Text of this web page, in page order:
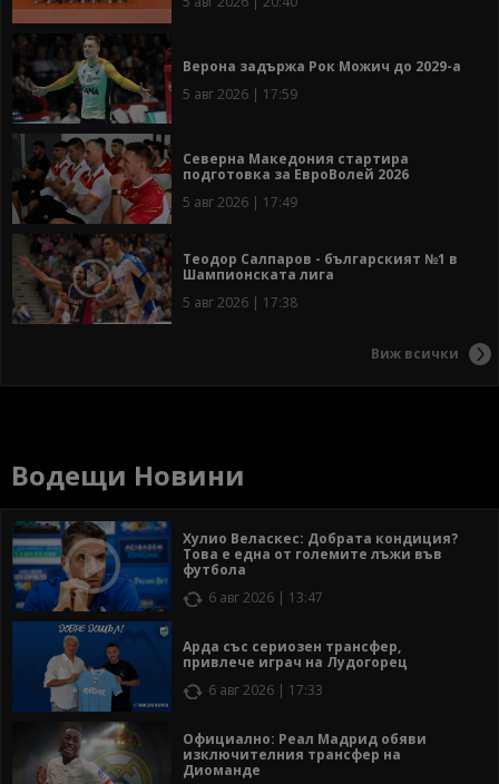
Верона задържа Рок Можич до 2029-а
5 авг 2026 | 17:59
Северна Македония стартира
подготовка за ЕвроВолей 2026
5 авг 2026 | 17:49
Теодор Салпаров - българският №1 в
Шампионската лига
5 авг 2026 | 17:38
Виж всички
Водещи Новини
Хулио Веласкес: Добрата кондиция?
Това е една от големите лъжи във
футбола
6 авг 2026 | 13:47
Арда със сериозен трансфер,
привлече играч на Лудогорец
6 авг 2026 | 17:33
Официално: Реал Мадрид обяви
изключителния трансфер на
Диоманде